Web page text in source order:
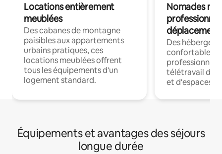
Locations entièrement
meublées
Des cabanes de montagne
paisibles aux appartements
urbains pratiques, ces
locations meublées offrent
tous les équipements d'un
logement standard.
Nomades
déplacement
Des
confortables
professionnels
télétravail
et d'espaces
Équipements et avantages des séjours
longue durée